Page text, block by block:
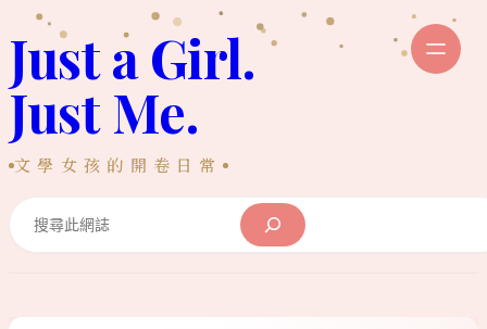
至
主
內
容
Just a Girl.
Just Me.
文學女孩的開卷日常